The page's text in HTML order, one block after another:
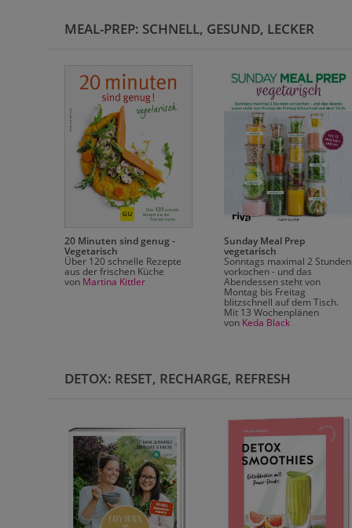
MEAL-PREP: SCHNELL, GESUND, LECKER
20 Minuten sind genug -
Vegetarisch
Über 120 schnelle Rezepte
aus der frischen Küche
von Martina Kittler
Sunday Meal Prep
vegetarisch
Sonntags maximal 2 Stunden
vorkochen - und das
Abendessen steht von
Montag bis Freitag
blitzschnell auf dem Tisch.
Mit 13 Wochenplänen
von Keda Black
DETOX: RESET, RECHARGE, REFRESH